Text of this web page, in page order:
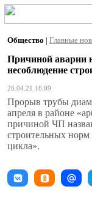
Общество | Главные
Причиной аварии
несоблюдение
26.04.21 16:09
Прорыв трубы
апреля в районе
причиной ЧП
строительных
цикла».